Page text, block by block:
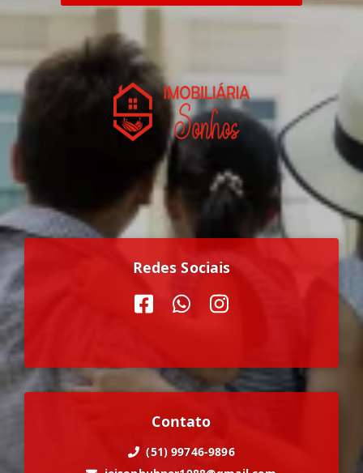
Redes Sociais
Contato
(51) 99746-9896